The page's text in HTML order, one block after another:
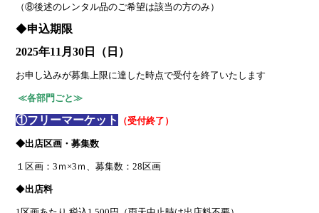
（⑧後述のレンタル品のご希望は該当の方のみ）
◆申込期限
2025年11月30日（日）
お申し込みが募集上限に達した時点で受付を終了いたします
≪各部門ごと≫
①フリーマーケット （受付終了）
◆出店区画・募集数
１区画：3ｍ×3ｍ、募集数：28区画
◆出店料